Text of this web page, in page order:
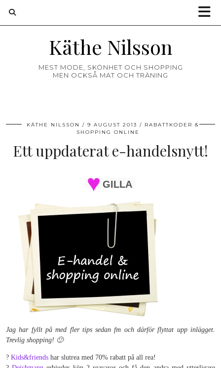
Käthe Nilsson
MEST MODE, SKÖNHET OCH SHOPPING
MEN OCKSÅ MAT OCH TRÄNING
KÄTHE NILSSON 9 AUGUST 2013
RABATTKODER &
SHOPPING ONLINE
Ett uppdaterat e-handelsnytt!
GILLA
Jag har fyllt på med fler tips sedan fm och därför flyttat upp inlägget.
Trevlig shopping! 🙂
? Kids&friends har slutrea med 70% rabatt på all rea!